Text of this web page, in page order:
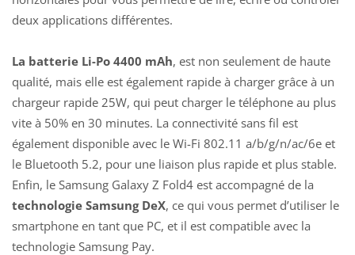
deux applications différentes.
La batterie Li-Po 4400 mAh, est non seulement de haute
qualité, mais elle est également rapide à charger grâce à un
chargeur rapide 25W, qui peut charger le téléphone au plus
vite à 50% en 30 minutes. La connectivité sans fil est
également disponible avec le Wi-Fi 802.11 a/b/g/n/ac/6e et
le Bluetooth 5.2, pour une liaison plus rapide et plus stable.
Enfin, le Samsung Galaxy Z Fold4 est accompagné de la
technologie Samsung DeX, ce qui vous permet d’utiliser le
smartphone en tant que PC, et il est compatible avec la
technologie Samsung Pay.